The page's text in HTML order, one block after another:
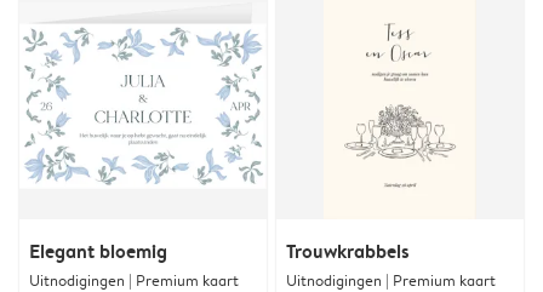
Elegant bloemig
Uitnodigingen | Premium kaart
Trouwkrabbels
Uitnodigingen | Premium kaart